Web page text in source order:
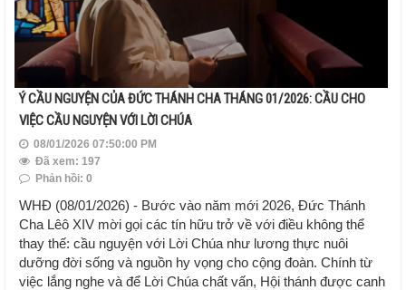
Ý CẦU NGUYỆN CỦA ĐỨC THÁNH CHA THÁNG 01/2026: CẦU CHO
VIỆC CẦU NGUYỆN VỚI LỜI CHÚA
08/01/2026 07:50:00 PM
Đã xem: 197
Phản hồi: 0
WHĐ (08/01/2026) - Bước vào năm mới 2026, Đức Thánh
Cha Lêô XIV mời gọi các tín hữu trở về với điều không thể
thay thế: cầu nguyện với Lời Chúa như lương thực nuôi
dưỡng đời sống và nguồn hy vọng cho cộng đoàn. Chính từ
việc lắng nghe và để Lời Chúa chất vấn, Hội thánh được canh